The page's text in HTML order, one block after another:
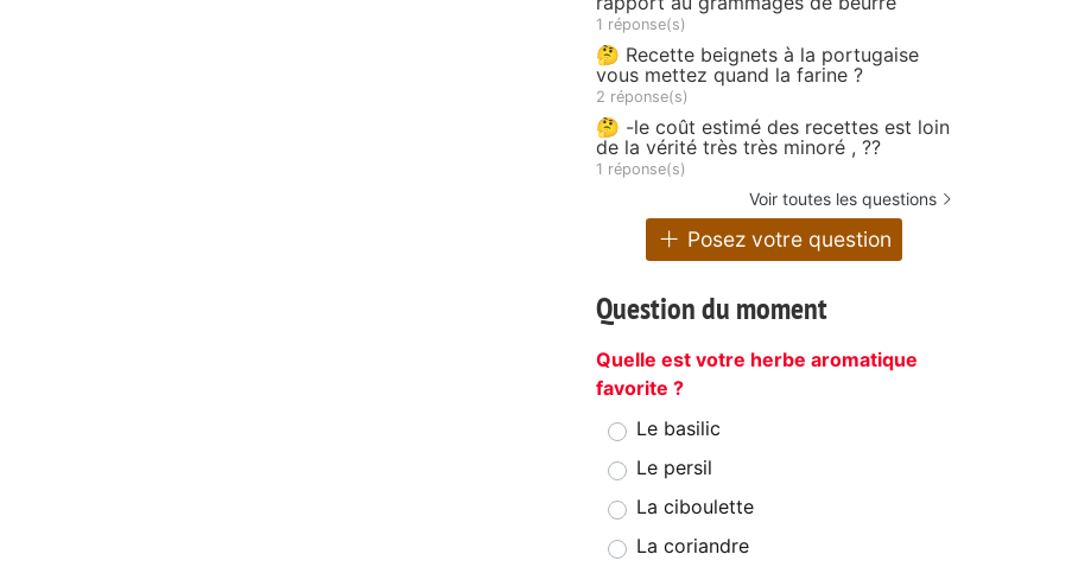
1 réponse(s)
🤔 Recette beignets à la portugaise
vous mettez quand la farine ?
2 réponse(s)
🤔 -le coût estimé des recettes est loin
de la vérité très très minoré , ??
1 réponse(s)
Voir toutes les questions
Posez votre question
Question du moment
Quelle est votre herbe aromatique
favorite ?
Le basilic
Le persil
La ciboulette
La coriandre